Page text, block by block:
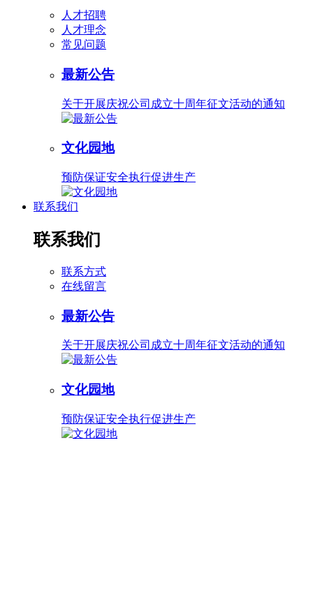
人才招聘
人才理念
常见问题
最新公告
关于开展庆祝公司成立十周年征文活动的通知
文化园地
预防保证安全执行促进生产
联系我们
联系我们
联系方式
在线留言
最新公告
关于开展庆祝公司成立十周年征文活动的通知
文化园地
预防保证安全执行促进生产